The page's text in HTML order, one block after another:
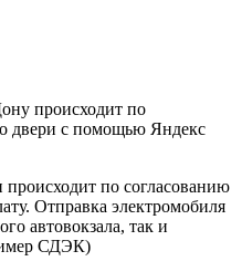
происходит по
двери с помощью Яндекс
происходит по согласованию
Отправка электромобиля
автовокзала, так и
СДЭК)